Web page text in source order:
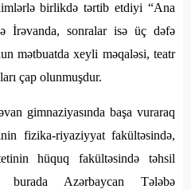
birlikdə tərtib etdiyi “Ana
İrəvanda, sonralar isə üç dəfə
mətbuatda xeyli məqaləsi, teatr
çap olunmuşdur.
gimnaziyasında başa vuraraq
fizika-riyaziyyat fakültəsində,
hüquq fakültəsində təhsil
burada Azərbaycan Tələbə